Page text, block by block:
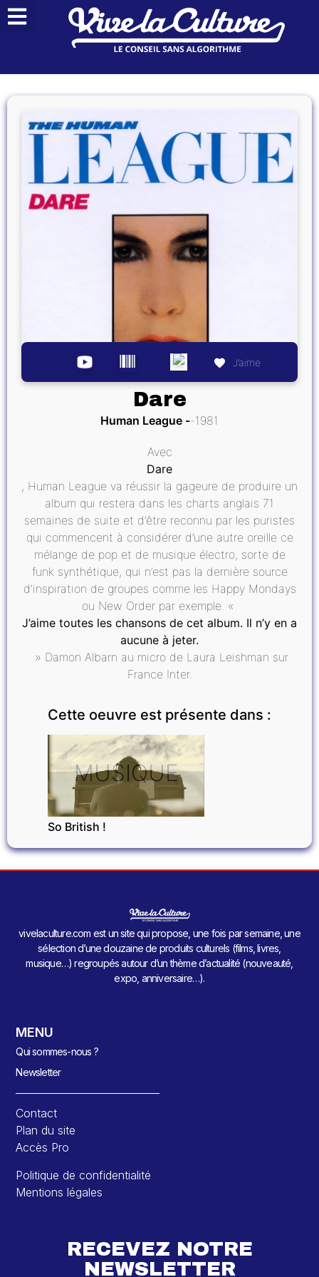
J’aime
Dare
Human League 1981
Avec
Dare
, Human League va réussir la gageure de produire un
album qui restera dans les charts anglais 71
semaines de suite et d’être reconnu par les puristes
qui commencent à considérer d’une autre oreille ce
mélange de pop et de musique électro, sorte de
funk synthétique, qui n’est pas la dernière source
d’inspiration de groupes comme les Happy Mondays
ou New Order par exemple. «
J’aime toutes les chansons de cet album. Il n’y en a
aucune à jeter.
» Damon Albarn au micro de Laura Leishman sur
France Inter.
Cette oeuvre est présente dans :
MUSIQUE
So British !
vivelaculture.com est un site qui propose, une fois par semaine, une
sélection d’une douzaine de produits culturels (films, livres,
musique…) regroupés autour d’un thème d’actualité (nouveauté,
expo, anniversaire…).
MENU
Qui sommes-nous ?
Newsletter
Contact
Plan du site
Accès Pro
Politique de confidentialité
Mentions légales
RECEVEZ NOTRE
NEWSLETTER